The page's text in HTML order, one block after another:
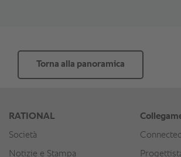
Torna alla panoramica